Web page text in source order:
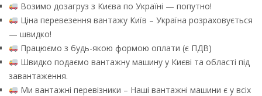
Возимо дозагруз з Києва по Україні — попутно!
Ціна перевезення вантажу Київ – Україна розраховується
— швидко!
Працюємо з будь-якою формою оплати (є ПДВ)
Швидко подаємо вантажну машину у Києві та області під
завантаження.
Ми вантажні перевізники – Наші вантажні машини є у всіх